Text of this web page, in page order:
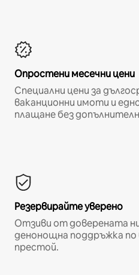
Опростени месечни цени
Специални цени за
ваканционни имоти и
плащане без
Резервирайте уверено
Отзиви от доверената
денонощна поддръжка по
престой.